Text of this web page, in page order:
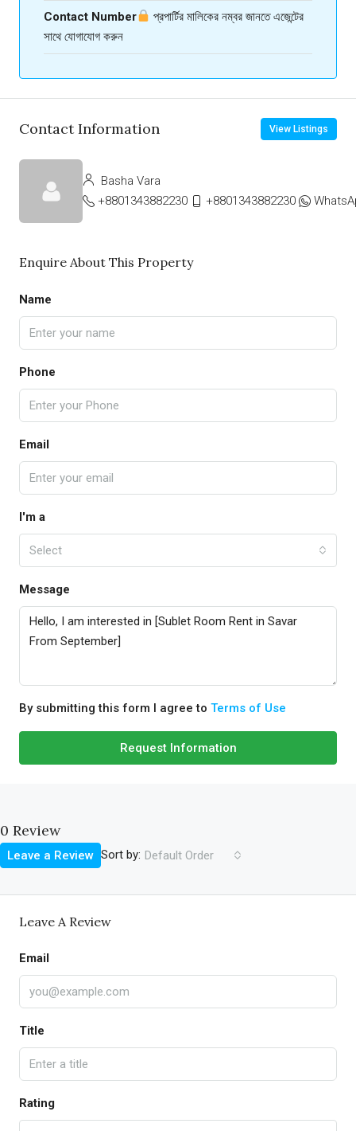
Contact Number
প্রপার্টির মালিকের নম্বর জানতে এজেন্টের
সাথে যোগাযোগ করুন
Contact Information View Listings
Basha Vara
+8801343882230
+8801343882230
Enquire About This Property
Name
Phone
Email
I'm a
Select
Message
By submitting this form I agree to Terms of Use
Request Information
0 Review
Sort by: Default Order
Leave a Review
Leave A Review
Email
Title
Rating